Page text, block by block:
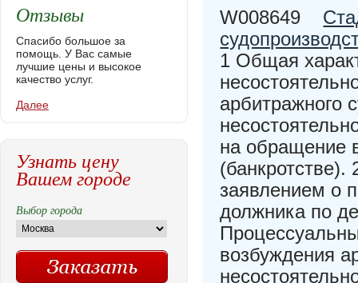
W008649
1 Общая
арбитражного
на обращение
заявлением о
должника по
возбуждения
Отзывы
Спасибо большое за
помощь. У Вас самые
лучшие цены и высокое
качество услуг.
Далее
Узнать цену
Вашем городе
Выбор города